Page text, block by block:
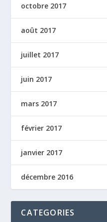
octobre 2017
août 2017
juillet 2017
juin 2017
mars 2017
février 2017
janvier 2017
décembre 2016
CATEGORIES